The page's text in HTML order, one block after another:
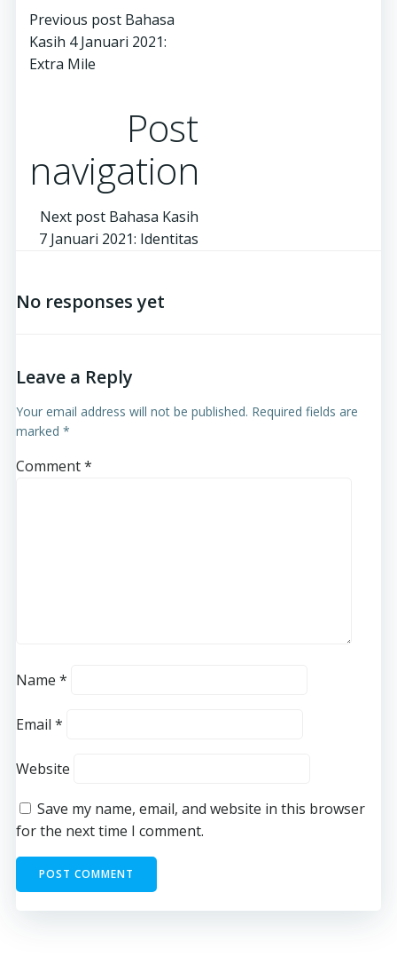
Previous post Bahasa
Kasih 4 Januari 2021:
Extra Mile
Post
navigation
Next post Bahasa Kasih
7 Januari 2021: Identitas
No responses yet
Leave a Reply
Your email address will not be published. Required fields are
marked *
Comment*
Name *
Email *
Website
Save my name, email, and website in this browser
for the next time I comment.